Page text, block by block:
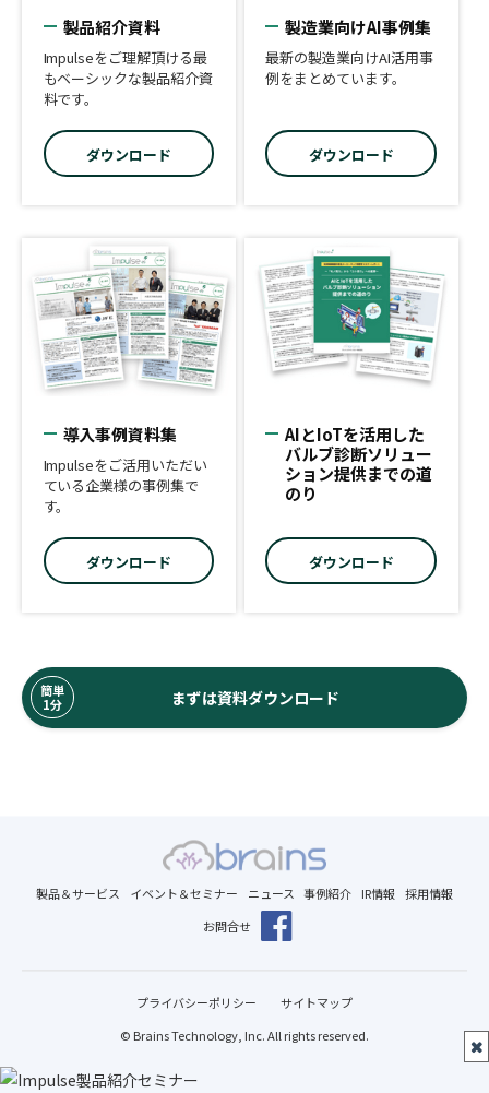
製品紹介資料
Impulseをご理解頂ける最
もベーシックな製品紹介資
料です。
ダウンロード
製造業向けAI事例集
最新の製造業向けAI活用事
例をまとめています。
ダウンロード
導入事例資料集
Impulseをご活用いただい
ている企業様の事例集で
す。
ダウンロード
AIとIoTを活用した
バルブ診断ソリュー
ション提供までの道
のり
ダウンロード
簡単
1分
まずは資料ダウンロード
製品＆サービス イベント＆セミナー ニュース 事例紹介 IR情報
採用情報
お問合せ
© Brains Technology, Inc. All rights reserved.
プライバシーポリシー サイトマップ